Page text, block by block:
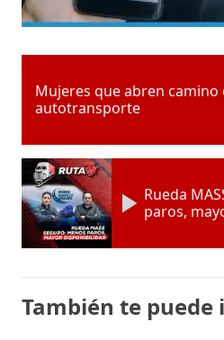
Mujeres que abren camino
autotransporte
Rueda
paros,
También te